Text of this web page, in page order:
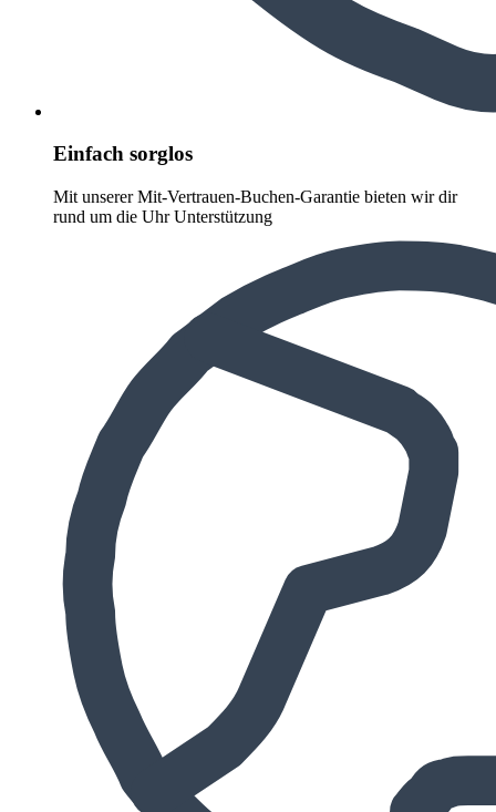
Einfach sorglos
Mit unserer Mit-Vertrauen-Buchen-Garantie bieten wir dir
rund um die Uhr Unterstützung